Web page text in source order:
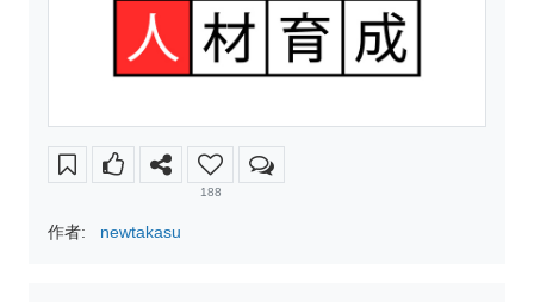
188
作者: newtakasu